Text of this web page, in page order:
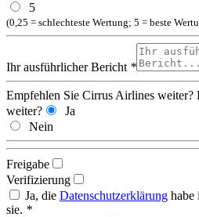
5
(0,25 = schlechteste Wertung; 5 = beste
Ihr ausführlicher Bericht *
Empfehlen Sie Cirrus Airlines weiter?
weiter?
Ja
Nein
Freigabe
Verifizierung
Ja, die Datenschutzerklärung habe
sie. *